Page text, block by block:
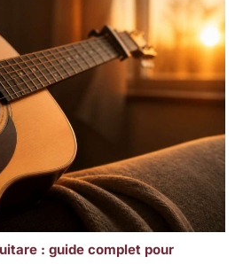
: guide complet pour